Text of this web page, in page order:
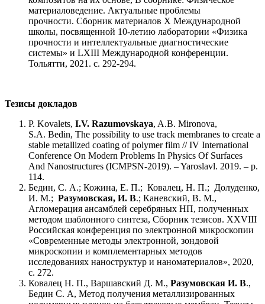
материаловедение. Актуальные проблемы
прочности. Сборник материалов X Международной
школы, посвященной 10-летию лаборатории «Физика
прочности и интеллектуальные диагностические
системы» и LXIII Международной конференции.
Тольятти, 2021. с. 292-294.
Тезисы докладов
P. Kovalets, I.V. Razumovskaya, A.B. Mironova,
S.A. Bedin, The possibility to use track membranes to create a
stable metallized coating of polymer film // IV International
Conference On Modern Problems In Physics Of Surfaces
And Nanostructures (ICMPSN-2019). – Yaroslavl. 2019. – р.
114.
Бедин, С. А.; Кожина, Е. П.; Ковалец, Н. П.; Долуденко,
И. М.; Разумовская, И. В.; Каневский, В. М.,
Агломерация ансамблей серебряных НП, полученных
методом шаблонного синтеза, Сборник тезисов. XXVIII
Российская конференция по электронной микроскопии
«Современные методы электронной, зондовой
микроскопии и комплементарных методов
исследованиях наноструктур и наноматериалов», 2020,
c. 272.
Ковалец Н. П., Варшавский Д. М., Разумовская И. В.,
Бедин С. А, Метод получения металлизированных